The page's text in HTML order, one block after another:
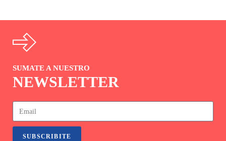
SUMATE A NUESTRO
NEWSLETTER
SUBSCRIBITE